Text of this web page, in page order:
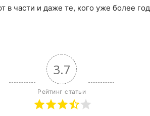
в части и даже те, кого уже более
3.7
Рейтинг статьи